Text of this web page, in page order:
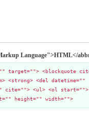
Language">HTML</
<blockquote
<strong> <del datetime=""
cite=""> <ul> <ol
height="" width="">